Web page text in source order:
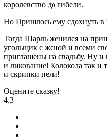
королевство до гибели.
Но Пришлось ему сдохнуть в
Тогда Шарль женился на
угольщик с женой и всеми
приглашены на свадьбу. Ну
и ликование! Колокола так и
и скрипки пели!
Оцените сказку!
4.3